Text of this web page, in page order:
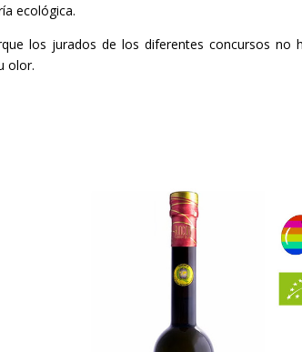
ecológica.
los jurados de los diferentes concursos
olor.